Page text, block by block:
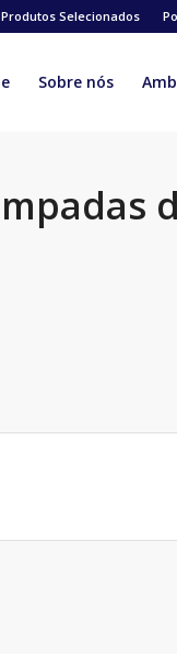
Selecionados
Sobre nós